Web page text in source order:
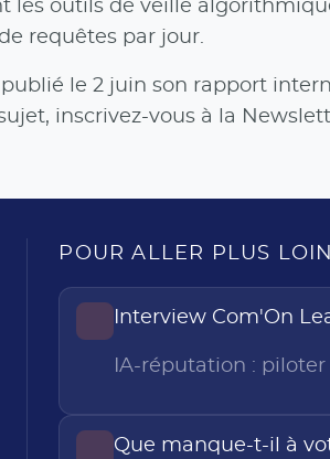
les outils de veille
requêtes par jour.
le 2 juin son rapport
inscrivez-vous à la
POUR ALLER PLUS LOIN
Interview Com'On
IA-réputation :
Que manque-t-il à